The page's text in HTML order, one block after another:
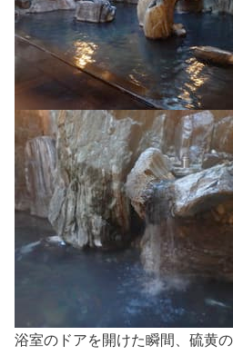
浴室のドアを開けた瞬間、硫黄